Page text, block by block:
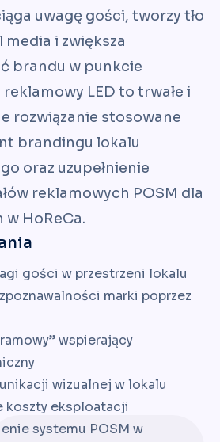
uwagę gości, tworzy tło
i zwiększa
brandu w punkcie
LED to trwałe i
rozwiązanie stosowane
brandingu lokalu
oraz uzupełnienie
reklamowych POSM dla
HoReCa.
gości w przestrzeni lokalu
marki poprzez
wspierający
wizualnej w lokalu
koszty eksploatacji
systemu POSM w